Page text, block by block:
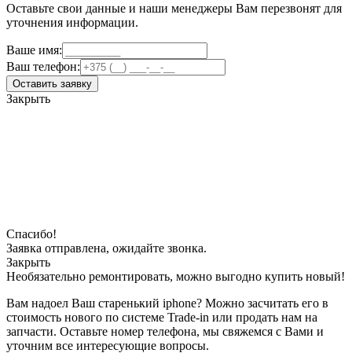
Оставьте свои данные и наши менеджеры Вам перезвонят для
уточнения информации.
Ваше имя:
Ваш телефон:
Оставить заявку
Закрыть
Спасибо!
Заявка отправлена, ожидайте звонка.
Закрыть
Необязательно ремонтировать, можно выгодно купить новый!
Вам надоел Ваш старенький iphone? Можно засчитать его в
стоимость нового по системе Trade-in или продать нам на
запчасти. Оставьте номер телефона, мы свяжемся с Вами и
уточним все интересующие вопросы.